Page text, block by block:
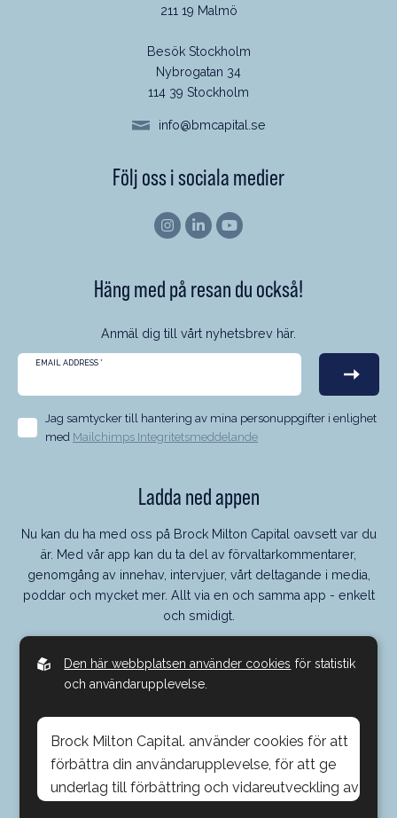
211 19 Malmö
Besök Stockholm
Nybrogatan 34
114 39 Stockholm
info@bmcapital.se
Följ oss i sociala medier
Häng med på resan du också!
Anmäl dig till vårt nyhetsbrev här.
EMAIL ADDRESS *
Jag samtycker till hantering av mina personuppgifter i enlighet
med Mailchimps Integritetsmeddelande
Ladda ned appen
Nu kan du ha med oss på Brock Milton Capital oavsett var du
är. Med vår app kan du ta del av förvaltarkommentarer,
genomgång av innehav, intervjuer, vårt deltagande i media,
poddar och mycket mer. Allt via en och samma app - enkelt
och smidigt.
Den här webbplatsen använder cookies för statistik
och användarupplevelse.
Brock Milton Capital. använder cookies för att
förbättra din användarupplevelse, för att ge
underlag till förbättring och vidareutveckling av